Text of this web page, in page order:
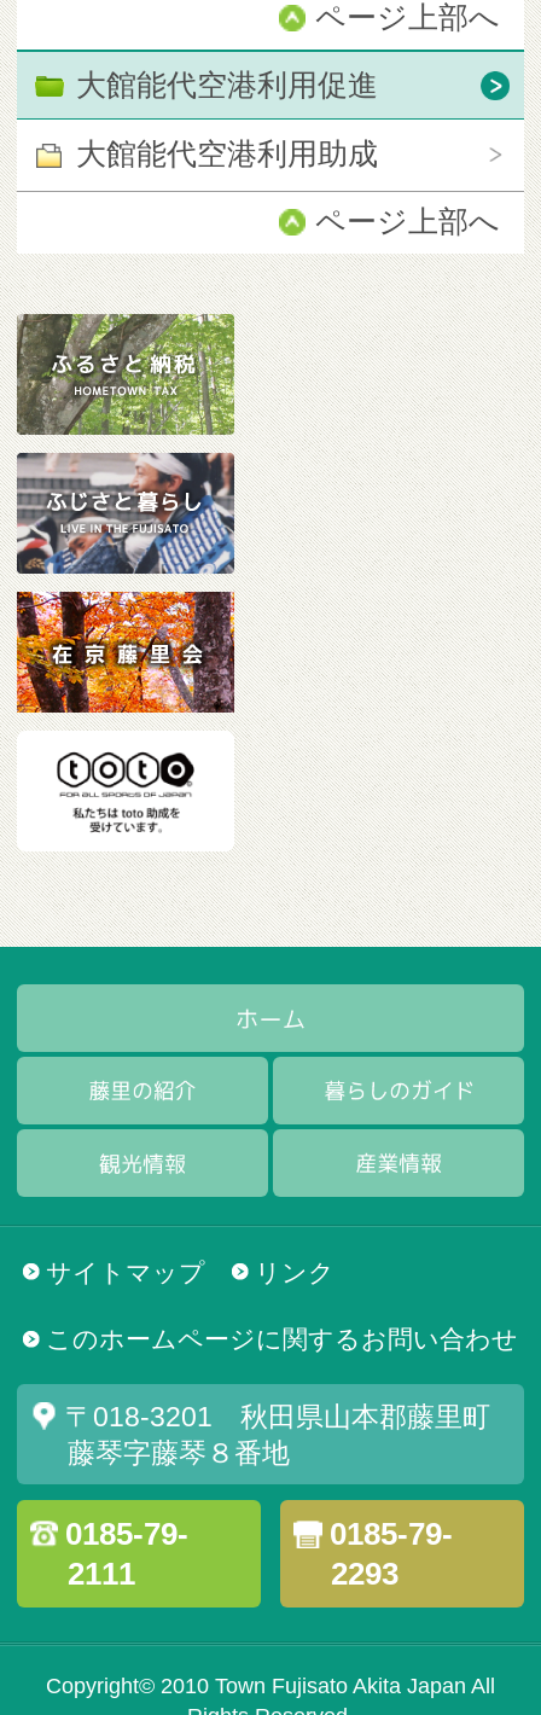
ページ上部へ
大館能代空港利用促進
大館能代空港利用助成
ページ上部へ
サイトマップ リンク
このホームページに関するお問い合わせ
〒018-3201 秋田県山本郡藤里町
藤琴字藤琴８番地
0185-79-
2111
0185-79-
2293
Copyright© 2010 Town Fujisato Akita Japan All